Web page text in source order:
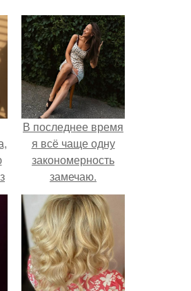
В последнее время
я всё чаще одну
закономерность
замечаю.